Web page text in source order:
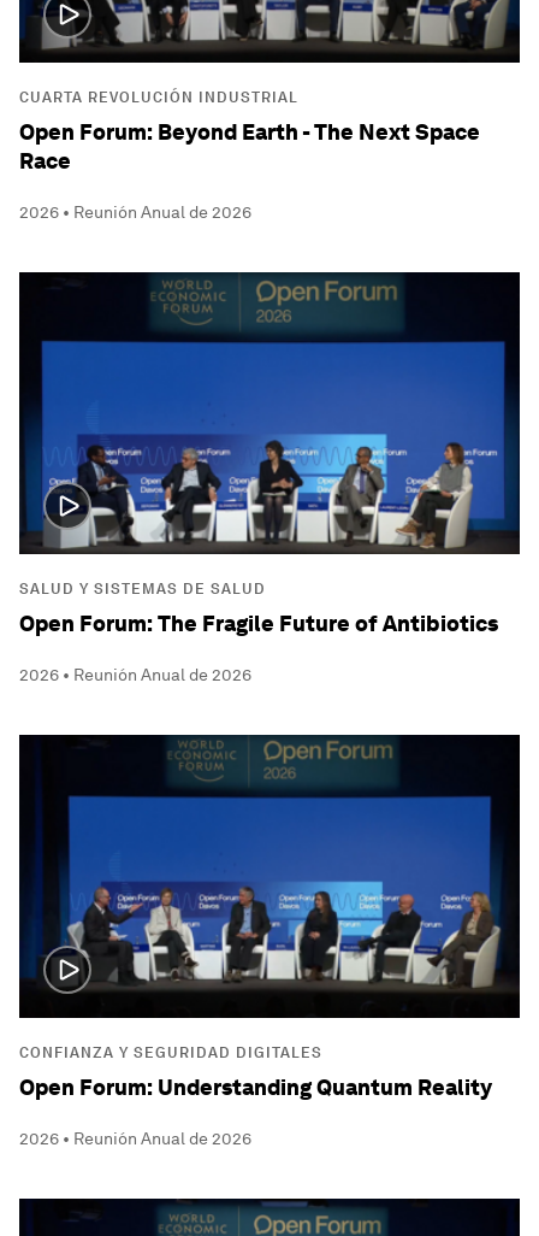
CUARTA REVOLUCIÓN INDUSTRIAL
Open Forum: Beyond Earth - The Next Space
Race
2026 • Reunión Anual de 2026
SALUD Y SISTEMAS DE SALUD
Open Forum: The Fragile Future of Antibiotics
2026 • Reunión Anual de 2026
CONFIANZA Y SEGURIDAD DIGITALES
Open Forum: Understanding Quantum Reality
2026 • Reunión Anual de 2026